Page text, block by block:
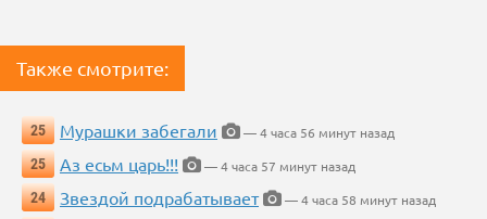
Также смотрите:
25 Мурашки забегали
— 4 часа 56 минут назад
25
Аз есьм царь!!!
— 4 часа 57 минут назад
24
Звездой подрабатывает
— 4 часа 58 минут назад